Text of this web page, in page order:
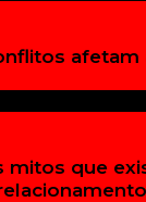
afetam
mitos que